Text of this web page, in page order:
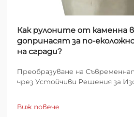
Как рулоните от каменна
допринасят за по-
на сгради?
Преобразуване на
чрез Устойчиви Решения за
етап, където устойчивите
строителството са по-важни
Виж повече